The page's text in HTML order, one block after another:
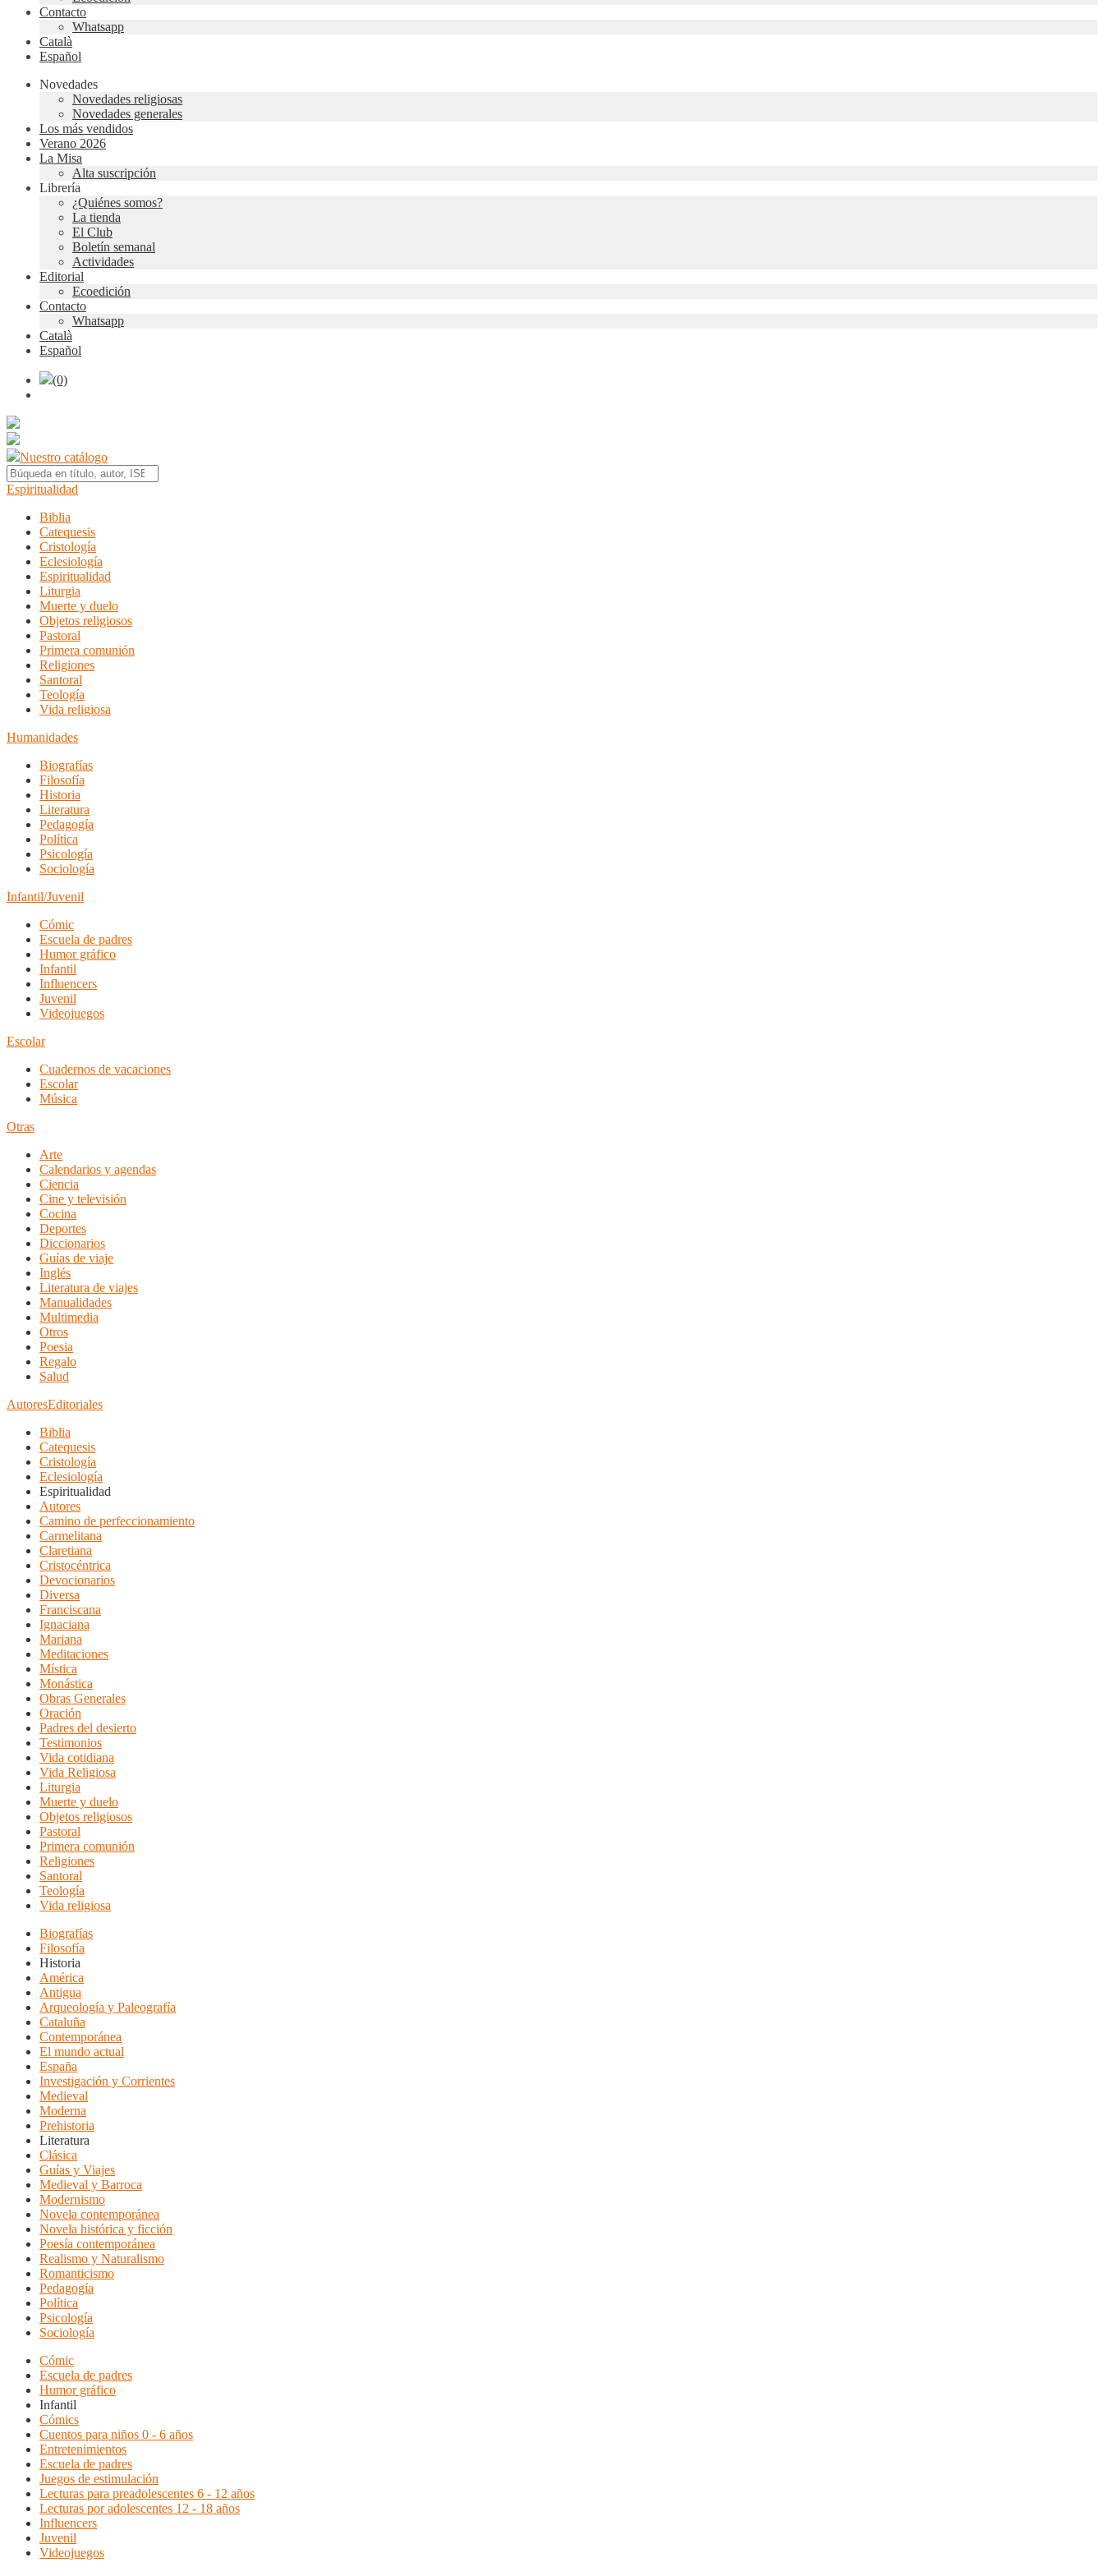
Contacto
Whatsapp
Català
Español
Novedades
Novedades religiosas
Novedades generales
Los más vendidos
Verano 2026
La Misa
Alta suscripción
Librería
¿Quiénes somos?
La tienda
El Club
Boletín semanal
Actividades
Editorial
Ecoedición
Contacto
Whatsapp
Català
Español
(0)
Nuestro catálogo
Espiritualidad
Biblia
Catequesis
Cristología
Eclesiología
Espiritualidad
Liturgia
Muerte y duelo
Objetos religiosos
Pastoral
Primera comunión
Religiones
Santoral
Teología
Vida religiosa
Humanidades
Biografías
Filosofía
Historia
Literatura
Pedagogía
Política
Psicología
Sociología
Infantil/Juvenil
Cómic
Escuela de padres
Humor gráfico
Infantil
Influencers
Juvenil
Videojuegos
Escolar
Cuadernos de vacaciones
Escolar
Música
Otras
Arte
Calendarios y agendas
Ciencia
Cine y televisión
Cocina
Deportes
Diccionarios
Guías de viaje
Inglés
Literatura de viajes
Manualidades
Multimedia
Otros
Poesia
Regalo
Salud
AutoresEditoriales
Biblia
Catequesis
Cristología
Eclesiología
Espiritualidad
Autores
Camino de perfeccionamiento
Carmelitana
Claretiana
Cristocéntrica
Devocionarios
Diversa
Franciscana
Ignaciana
Mariana
Meditaciones
Mística
Monástica
Obras Generales
Oración
Padres del desierto
Testimonios
Vida cotidiana
Vida Religiosa
Liturgia
Muerte y duelo
Objetos religiosos
Pastoral
Primera comunión
Religiones
Santoral
Teología
Vida religiosa
Biografías
Filosofía
Historia
América
Antigua
Arqueología y Paleografía
Cataluña
Contemporánea
El mundo actual
España
Investigación y Corrientes
Medieval
Moderna
Prehistoria
Literatura
Clásica
Guías y Viajes
Medieval y Barroca
Modernismo
Novela contemporánea
Novela histórica y ficción
Poesía contemporánea
Realismo y Naturalismo
Romanticismo
Pedagogía
Política
Psicología
Sociología
Cómic
Escuela de padres
Humor gráfico
Infantil
Cómics
Cuentos para niños 0 - 6 años
Entretenimientos
Escuela de padres
Juegos de estimulación
Lecturas para preadolescentes 6 - 12 años
Lecturas por adolescentes 12 - 18 años
Influencers
Juvenil
Videojuegos